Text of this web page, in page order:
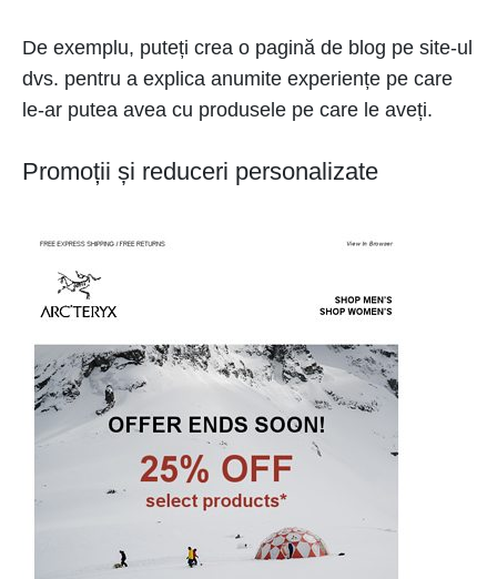
De exemplu, puteți crea o pagină de blog pe site-ul
dvs. pentru a explica anumite experiențe pe care
le-ar putea avea cu produsele pe care le aveți.
Promoții și reduceri personalizate